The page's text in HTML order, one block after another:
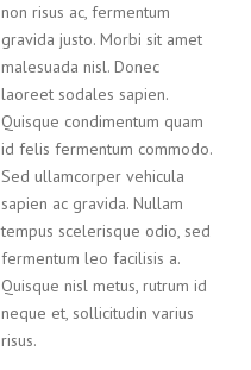
non risus ac, fermentum
gravida justo. Morbi sit amet
malesuada nisl. Donec
laoreet sodales sapien.
Quisque condimentum quam
id felis fermentum commodo.
Sed ullamcorper vehicula
sapien ac gravida. Nullam
tempus scelerisque odio, sed
fermentum leo facilisis a.
Quisque nisl metus, rutrum id
neque et, sollicitudin varius
risus.